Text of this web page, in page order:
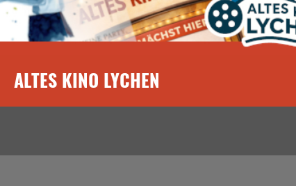
ALTES KINO LYCHEN